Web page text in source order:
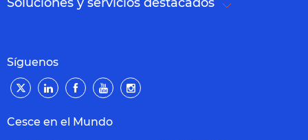
Síguenos
Cesce en el Mundo